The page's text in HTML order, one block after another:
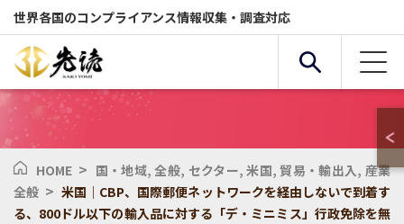
世界各国のコンプライアンス情報収集・調査対応
複合条件検索
HOME > 国・地域,全般, セクター,米国,貿易・輸出入, 産業
全般 > 米国｜CBP、国際郵便ネットワークを経由しないで到着す
る、800ドル以下の輸入品に対する「デ・ミニミス」行政免除を無